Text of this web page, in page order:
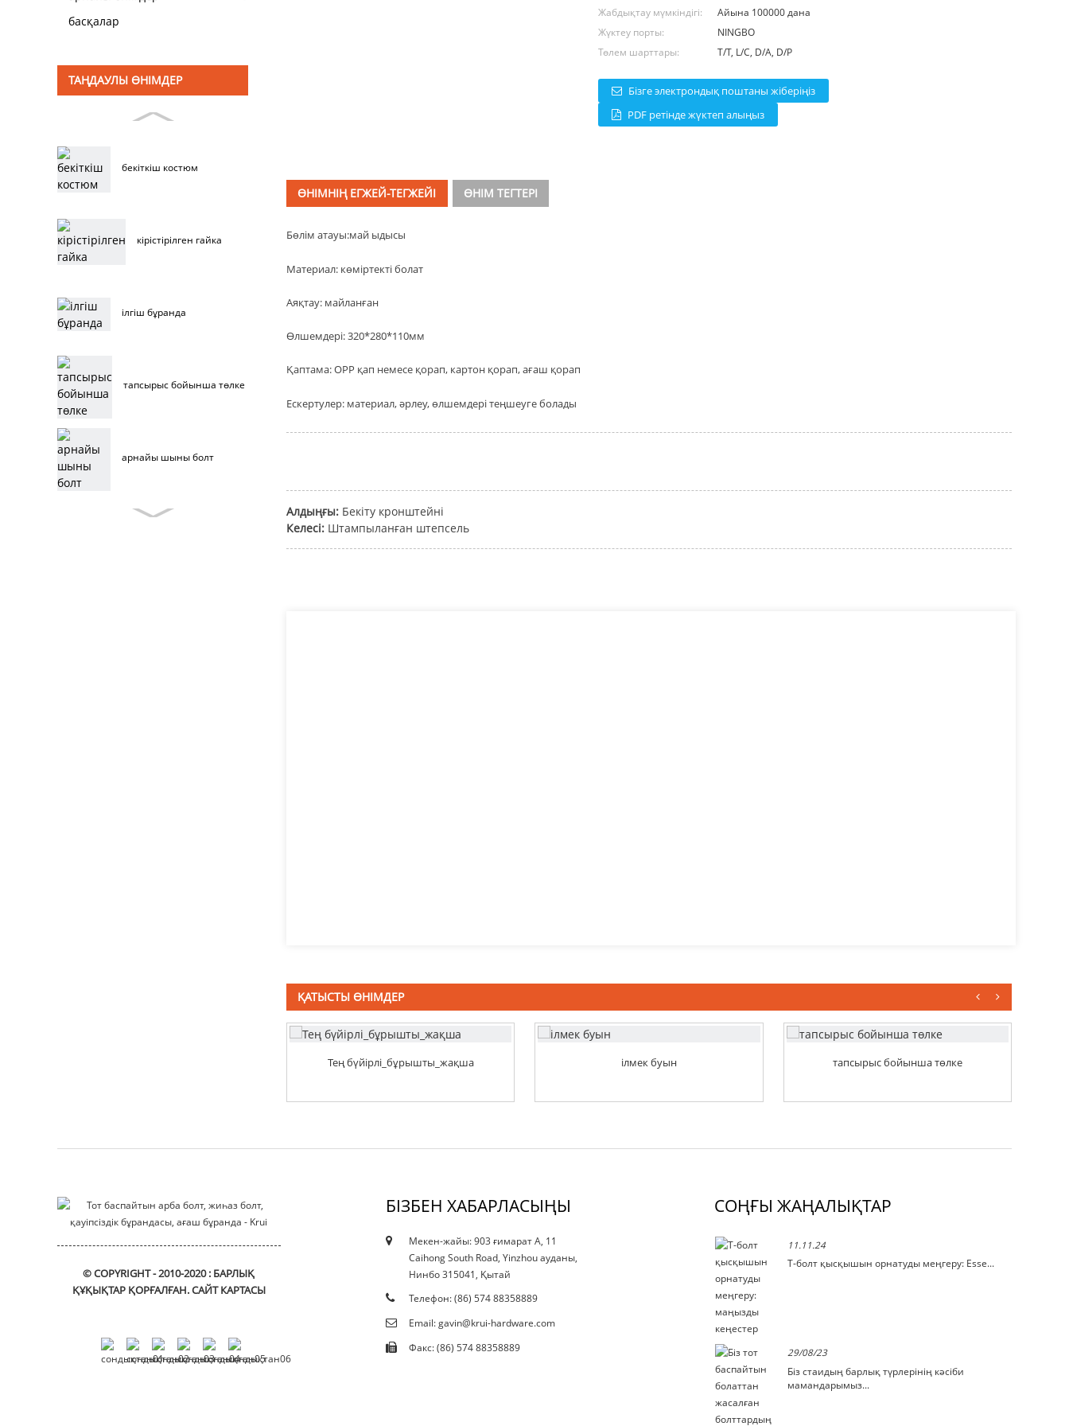
басқалар
ТАҢДАУЛЫ ӨНІМДЕР
бекіткіш костюм
кірістірілген гайка
ілгіш бұранда
тапсырыс бойынша төлке
арнайы шыны болт
розетканың бас
қақпағы
Жабдықтау мүмкіндігі:
Айына 100000 дана
Жүктеу порты:
NINGBO
Төлем шарттары:
T/T, L/C, D/A, D/P
Бізге электрондық поштаны жіберіңіз
PDF ретінде жүктеп алыңыз
ӨНІМНІҢ ЕГЖЕЙ-ТЕГЖЕЙІ ӨНІМ ТЕГТЕРІ
Бөлім атауы:май ыдысы
Материал: көміртекті болат
Аяқтау: майланған
Өлшемдері: 320*280*110мм
Қаптама: OPP қап немесе қорап, картон қорап, ағаш қорап
Ескертулер: материал, әрлеу, өлшемдері теңшеуге болады
Алдыңғы: Бекіту кронштейні
Келесі: Штампыланған штепсель
ҚАТЫСТЫ ӨНІМДЕР
Тең бүйірлі_бұрышты_жақша ілмек буын тапсырыс бойынша төлке
© COPYRIGHT - 2010-2020 : БАРЛЫҚ
ҚҰҚЫҚТАР ҚОРҒАЛҒАН.САЙТ КАРТАСЫ
БІЗБЕН ХАБАРЛАСЫҢЫ
Мекен-жайы: 903 ғимарат A, 11
Caihong South Road, Yinzhou ауданы,
Нинбо 315041, Қытай
Телефон: (86) 574 88358889
Email: gavin@krui-hardware.com
Факс: (86) 574 88358889
СОҢҒЫ ЖАҢАЛЫҚТАР
10.12.21
Ағымдағы қысқарту даққа әсер ете ме...
11.11.24
Т-болт қысқышын орнатуды меңгеру: Esse...
29/08/23
Біз стаидың барлық түрлерінің кәсіби
мамандарымыз...